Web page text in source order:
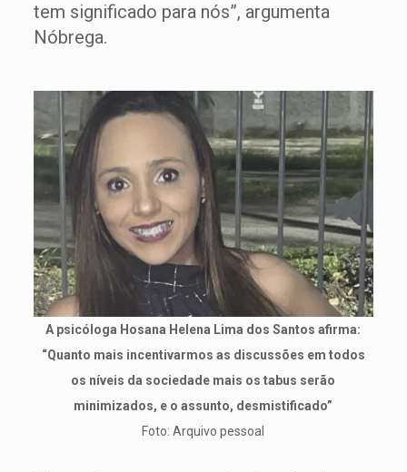
tem significado para nós”, argumenta
Nóbrega.
A psicóloga Hosana Helena Lima dos Santos afirma:
“Quanto mais incentivarmos as discussões em todos
os níveis da sociedade mais os tabus serão
minimizados, e o assunto, desmistificado”
Foto: Arquivo pessoal